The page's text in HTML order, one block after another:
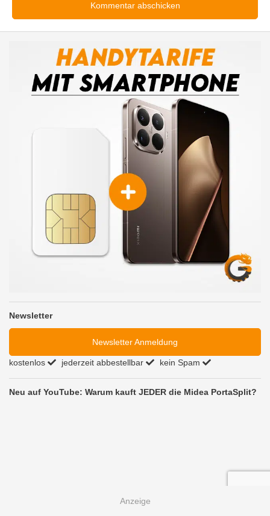
Newsletter
Newsletter Anmeldung
kostenlos jederzeit abbestellbar kein Spam
Neu auf YouTube: Warum kauft JEDER die Midea PortaSplit?